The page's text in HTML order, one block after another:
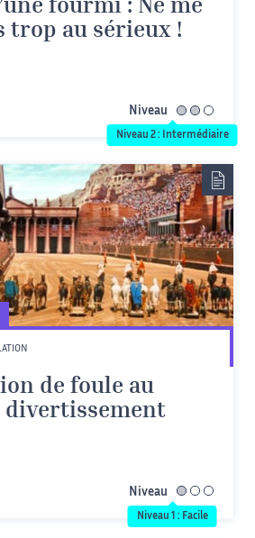
fourmi : Ne me
trop au sérieux !
Niveau intermédiaire
Niveau 2 : Intermédiaire
de foule au
divertissement
Niveau facile
Niveau 1 : Facile